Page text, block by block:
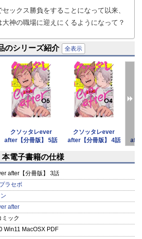
ックス勝負をすることになって以来、
神の職場に迎えにくるようになって？
のシリーズ紹介 全表示
クソッタレever
after【分冊版】 5話
クソッタレever
after【分冊版】 4話
prev next
本電子書籍の仕様
after【分冊版】 3話
プラセボ
after
ミック
Win11 MacOSX PDF